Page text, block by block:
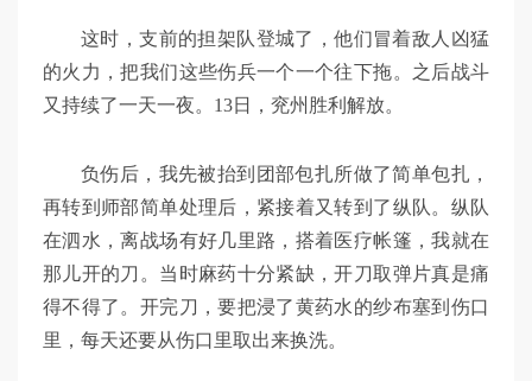
这时，支前的担架队登城了，他们冒着敌人凶猛
的火力，把我们这些伤兵一个一个往下拖。之后战斗
又持续了一天一夜。13日，兖州胜利解放。
负伤后，我先被抬到团部包扎所做了简单包扎，
再转到师部简单处理后，紧接着又转到了纵队。纵队
在泗水，离战场有好几里路，搭着医疗帐篷，我就在
那儿开的刀。当时麻药十分紧缺，开刀取弹片真是痛
得不得了。开完刀，要把浸了黄药水的纱布塞到伤口
里，每天还要从伤口里取出来换洗。